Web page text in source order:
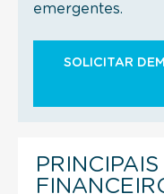
emergentes.
SOLICITAR